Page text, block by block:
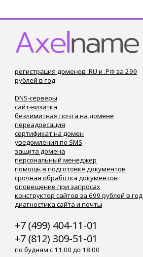
регистрация доменов .RU и .РФ за 299
рублей в год
DNS-серверы
сайт-визитка
безлимитная почта на домене
переадресация
сертификат на домен
уведомления по SMS
защита домена
персональный менеджер
помощь в подготовке документов
срочная обработка документов
оповещение при запросах
конструктор сайтов за 699 рублей в год
диагностика сайта и почты
+7 (499) 404-11-01
+7 (812) 309-51-01
по будням с 11:00 до 18:00